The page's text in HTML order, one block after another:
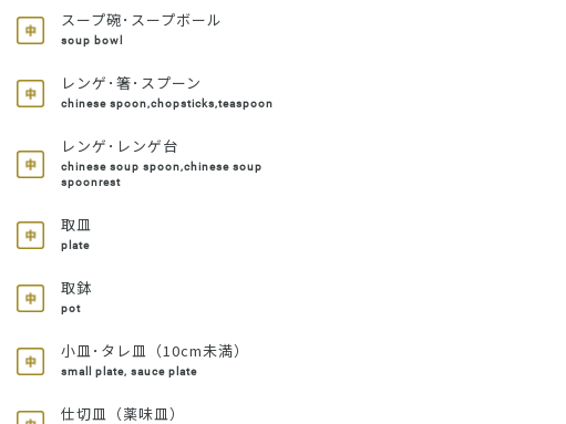
スープ碗･スープボール
soup bowl
レンゲ･箸･スプーン
chinese spoon,chopsticks,teaspoon
レンゲ･レンゲ台
chinese soup spoon,chinese soup
spoonrest
取皿
plate
取鉢
pot
小皿･タレ皿（10cm未満）
small plate, sauce plate
仕切皿（薬味皿）